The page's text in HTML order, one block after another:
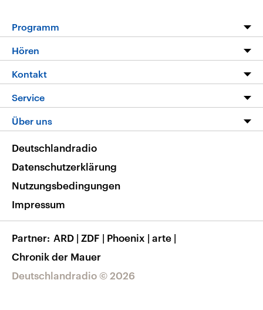
Programm
Programm
Die Nachrichten
Nachrichtenleicht
Neue Beiträge auf dlf.de
Hören
Livestream
Podcasts
Deutschlandfunk App
Nachrichten App
Frequenzen
Kontakt
Hörerservice
Service
FAQ
Veranstaltungen
Musikliste
RSS
Über uns
Barrierefreiheit
Deutschlandradio © 2026
Deutschlandradio
Datenschutzerklärung
Nutzungsbedingungen
Impressum
Partner ARD | ZDF | Phoenix | arte |
Chronik der Mauer